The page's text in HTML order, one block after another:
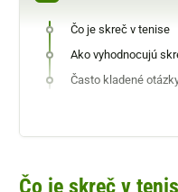
Čo je skreč v tenise
Ako vyhodnocujú
Často kladené
Čo je skreč v